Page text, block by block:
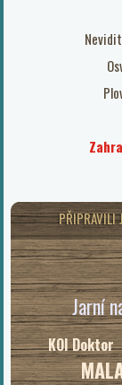
PŘIPRAVILI
Jarní
KOI Doktor